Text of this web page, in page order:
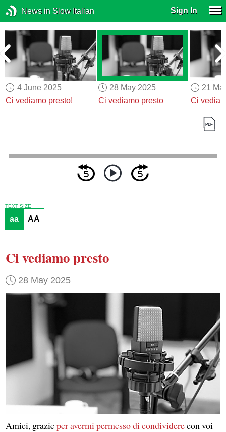
News in Slow Italian Sign In
4 June 2025
Ci vediamo presto!
28 May 2025
Ci vediamo presto
21
Ci
TEXT SIZE
aa AA
Ci vediamo presto
28 May 2025
Amici, grazieper avermi permesso di condividerecon voi